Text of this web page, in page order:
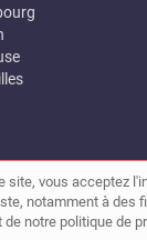
site, vous acceptez
notamment à des
notre politique de